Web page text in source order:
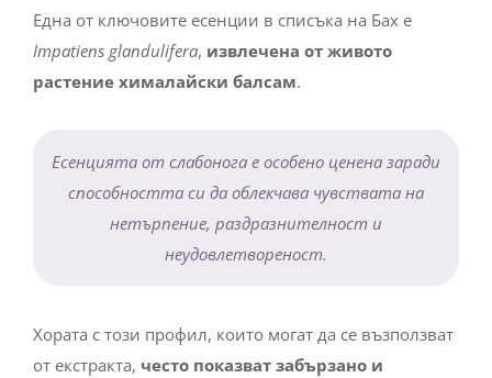
Една от ключовите есенции в списъка на Бах е
Impatiens glandulifera, извлечена от живото
растение хималайски балсам.
Есенцията от слабонога е особено ценена заради
способността си да облекчава чувствата на
нетърпение, раздразнителност и
неудовлетвореност.
Хората с този профил, които могат да се възползват
от екстракта, често показват забързано и